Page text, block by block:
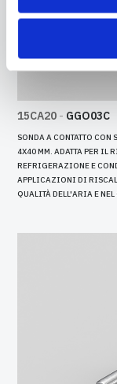
15CA20 - GGO03C
SONDA A CONTATTO
4X40 MM. ADATTA PER IL
REFRIGERAZIONE E
APPLICAZIONI DI
QUALITÀ DELL'ARIA E